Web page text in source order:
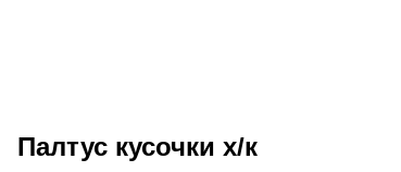
Палтус кусочки х/к